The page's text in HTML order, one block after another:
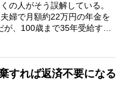
人がそう誤解している。
婦で月額約22万円の年金を
、100歳まで35年受給する
すれば返済不要になる